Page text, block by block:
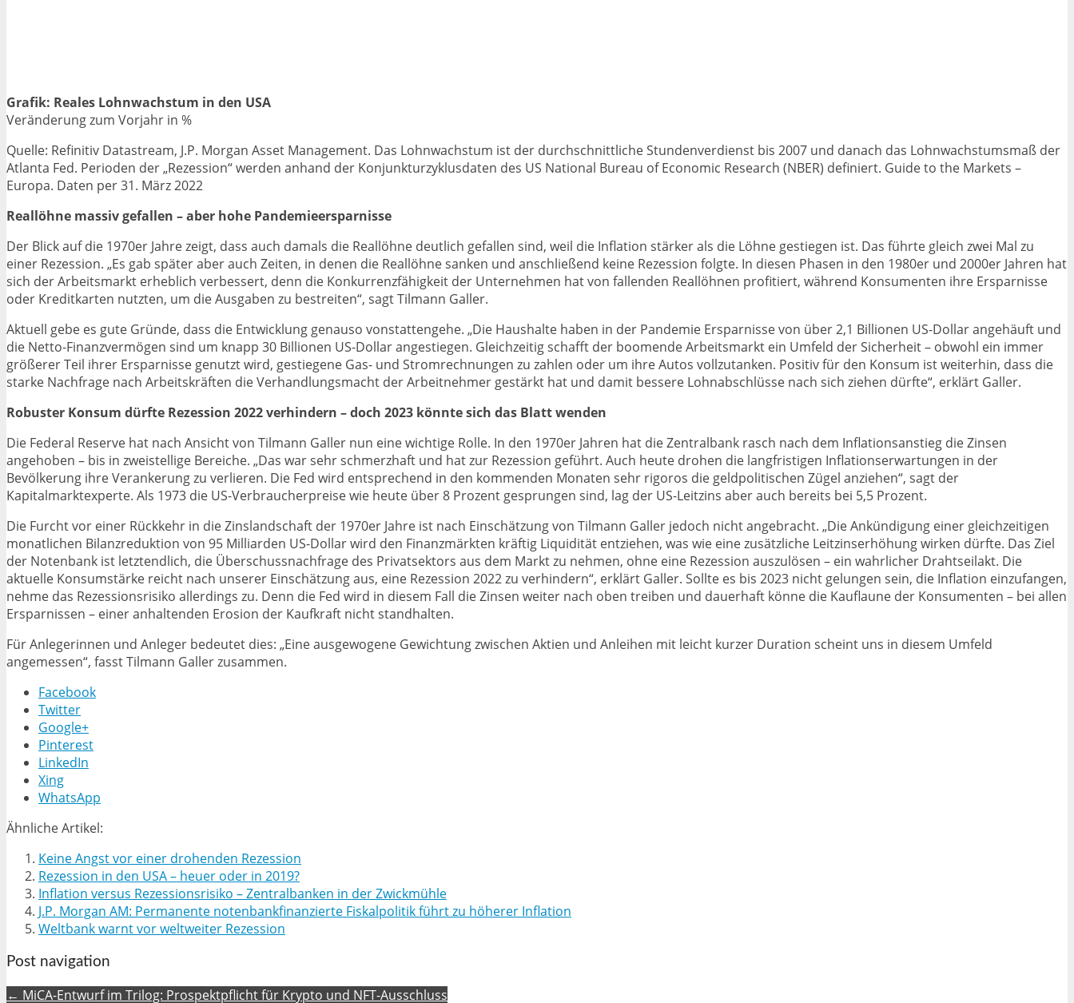
Grafik: Reales Lohnwachstum in den USA
Veränderung zum Vorjahr in %
Quelle: Refinitiv Datastream, J.P. Morgan Asset Management. Das Lohnwachstum ist der durchschnittliche Stundenverdienst bis 2007 und danach das Lohnwachstumsmaß der
Atlanta Fed. Perioden der „Rezession“ werden anhand der Konjunkturzyklusdaten des US National Bureau of Economic Research (NBER) definiert. Guide to the Markets –
Europa. Daten per 31. März 2022
Reallöhne massiv gefallen – aber hohe Pandemieersparnisse
Der Blick auf die 1970er Jahre zeigt, dass auch damals die Reallöhne deutlich gefallen sind, weil die Inflation stärker als die Löhne gestiegen ist. Das führte gleich zwei Mal zu
einer Rezession. „Es gab später aber auch Zeiten, in denen die Reallöhne sanken und anschließend keine Rezession folgte. In diesen Phasen in den 1980er und 2000er Jahren hat
sich der Arbeitsmarkt erheblich verbessert, denn die Konkurrenzfähigkeit der Unternehmen hat von fallenden Reallöhnen profitiert, während Konsumenten ihre Ersparnisse
oder Kreditkarten nutzten, um die Ausgaben zu bestreiten“, sagt Tilmann Galler.
Aktuell gebe es gute Gründe, dass die Entwicklung genauso vonstattengehe. „Die Haushalte haben in der Pandemie Ersparnisse von über 2,1 Billionen US-Dollar angehäuft und
die Netto-Finanzvermögen sind um knapp 30 Billionen US-Dollar angestiegen. Gleichzeitig schafft der boomende Arbeitsmarkt ein Umfeld der Sicherheit – obwohl ein immer
größerer Teil ihrer Ersparnisse genutzt wird, gestiegene Gas- und Stromrechnungen zu zahlen oder um ihre Autos vollzutanken. Positiv für den Konsum ist weiterhin, dass die
starke Nachfrage nach Arbeitskräften die Verhandlungsmacht der Arbeitnehmer gestärkt hat und damit bessere Lohnabschlüsse nach sich ziehen dürfte“, erklärt Galler.
Robuster Konsum dürfte Rezession 2022 verhindern – doch 2023 könnte sich das Blatt wenden
Die Federal Reserve hat nach Ansicht von Tilmann Galler nun eine wichtige Rolle. In den 1970er Jahren hat die Zentralbank rasch nach dem Inflationsanstieg die Zinsen
angehoben – bis in zweistellige Bereiche. „Das war sehr schmerzhaft und hat zur Rezession geführt. Auch heute drohen die langfristigen Inflationserwartungen in der
Bevölkerung ihre Verankerung zu verlieren. Die Fed wird entsprechend in den kommenden Monaten sehr rigoros die geldpolitischen Zügel anziehen“, sagt der
Kapitalmarktexperte. Als 1973 die US-Verbraucherpreise wie heute über 8 Prozent gesprungen sind, lag der US-Leitzins aber auch bereits bei 5,5 Prozent.
Die Furcht vor einer Rückkehr in die Zinslandschaft der 1970er Jahre ist nach Einschätzung von Tilmann Galler jedoch nicht angebracht. „Die Ankündigung einer gleichzeitigen
monatlichen Bilanzreduktion von 95 Milliarden US-Dollar wird den Finanzmärkten kräftig Liquidität entziehen, was wie eine zusätzliche Leitzinserhöhung wirken dürfte. Das Ziel
der Notenbank ist letztendlich, die Überschussnachfrage des Privatsektors aus dem Markt zu nehmen, ohne eine Rezession auszulösen – ein wahrlicher Drahtseilakt. Die
aktuelle Konsumstärke reicht nach unserer Einschätzung aus, eine Rezession 2022 zu verhindern“, erklärt Galler. Sollte es bis 2023 nicht gelungen sein, die Inflation einzufangen,
nehme das Rezessionsrisiko allerdings zu. Denn die Fed wird in diesem Fall die Zinsen weiter nach oben treiben und dauerhaft könne die Kauflaune der Konsumenten – bei allen
Ersparnissen – einer anhaltenden Erosion der Kaufkraft nicht standhalten.
Für Anlegerinnen und Anleger bedeutet dies: „Eine ausgewogene Gewichtung zwischen Aktien und Anleihen mit leicht kurzer Duration scheint uns in diesem Umfeld
angemessen“, fasst Tilmann Galler zusammen.
Facebook
Twitter
Google+
Pinterest
LinkedIn
Xing
WhatsApp
Ähnliche Artikel:
Keine Angst vor einer drohenden Rezession
Rezession in den USA – heuer oder in 2019?
Inflation versus Rezessionsrisiko – Zentralbanken in der Zwickmühle
J.P. Morgan AM: Permanente notenbankfinanzierte Fiskalpolitik führt zu höherer Inflation
Weltbank warnt vor weltweiter Rezession
Post navigation
← MiCA-Entwurf im Trilog: Prospektpflicht für Krypto und NFT-Ausschluss